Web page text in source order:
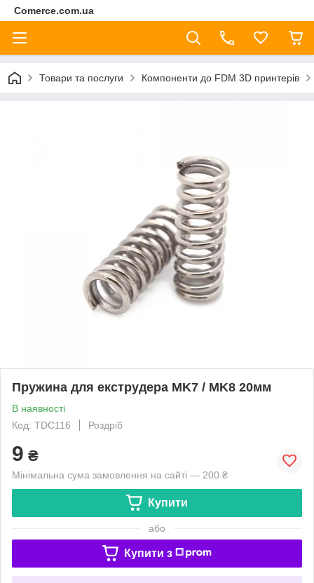
Comerce.com.ua
Товари та послуги Компоненти до FDM 3D принтерів
Пружина для екструдера MK7 / MK8 20мм
В наявності
Код: TDC116
Роздріб
9 ₴
Мінімальна сума замовлення на сайті — 200 ₴
Купити
або
Купити з